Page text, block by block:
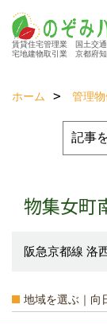
賃貸住宅管理業 国土交
宅地建物取引業 京都府
ホーム 管理
物集女町
阪急京都線 洛
地域を選ぶ｜向